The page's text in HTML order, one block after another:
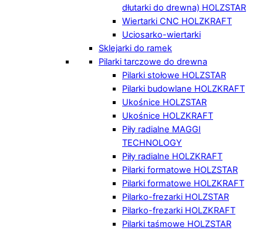
dłutarki do drewna) HOLZSTAR
Wiertarki CNC HOLZKRAFT
Uciosarko-wiertarki
Sklejarki do ramek
Pilarki tarczowe do drewna
Pilarki stołowe HOLZSTAR
Pilarki budowlane HOLZKRAFT
Ukośnice HOLZSTAR
Ukośnice HOLZKRAFT
Piły radialne MAGGI
TECHNOLOGY
Piły radialne HOLZKRAFT
Pilarki formatowe HOLZSTAR
Pilarki formatowe HOLZKRAFT
Pilarko-frezarki HOLZSTAR
Pilarko-frezarki HOLZKRAFT
Pilarki taśmowe HOLZSTAR